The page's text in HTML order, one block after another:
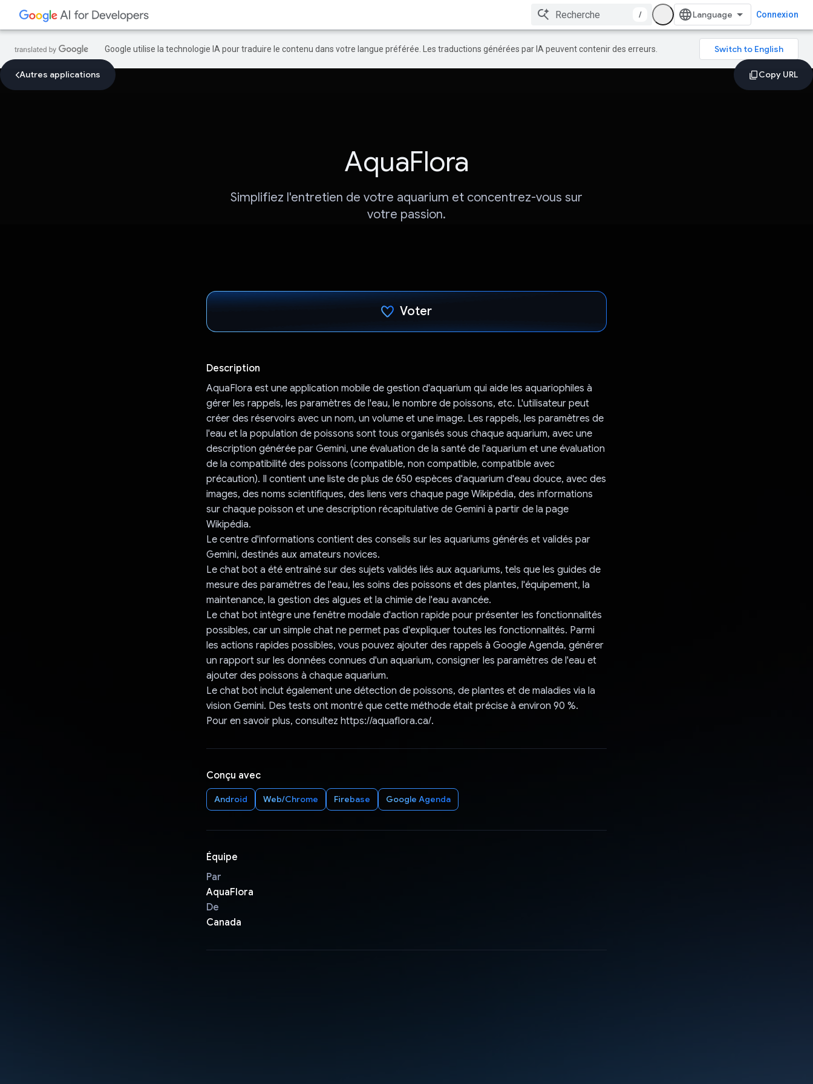
/ Connexion
Google utilise la technologie IA pour traduire le contenu dans votre langue préférée. Les traductions générées par IA peuvent contenir des erreurs.
Autres applications
AquaFlora
Simplifiez l'entretien de votre aquarium et concentrez-vous sur
votre passion.
Voter
Description
AquaFlora est une application mobile de gestion d'aquarium qui aide les aquariophiles à
gérer les rappels, les paramètres de l'eau, le nombre de poissons, etc. L'utilisateur peut
créer des réservoirs avec un nom, un volume et une image. Les rappels, les paramètres de
l'eau et la population de poissons sont tous organisés sous chaque aquarium, avec une
description générée par Gemini, une évaluation de la santé de l'aquarium et une évaluation
de la compatibilité des poissons (compatible, non compatible, compatible avec
précaution). Il contient une liste de plus de 650 espèces d'aquarium d'eau douce, avec des
images, des noms scientifiques, des liens vers chaque page Wikipédia, des informations
sur chaque poisson et une description récapitulative de Gemini à partir de la page
Wikipédia.
Le centre d'informations contient des conseils sur les aquariums générés et validés par
Gemini, destinés aux amateurs novices.
Le chat bot a été entraîné sur des sujets validés liés aux aquariums, tels que les guides de
mesure des paramètres de l'eau, les soins des poissons et des plantes, l'équipement, la
maintenance, la gestion des algues et la chimie de l'eau avancée.
Le chat bot intègre une fenêtre modale d'action rapide pour présenter les fonctionnalités
possibles, car un simple chat ne permet pas d'expliquer toutes les fonctionnalités. Parmi
les actions rapides possibles, vous pouvez ajouter des rappels à Google Agenda, générer
un rapport sur les données connues d'un aquarium, consigner les paramètres de l'eau et
ajouter des poissons à chaque aquarium.
Le chat bot inclut également une détection de poissons, de plantes et de maladies via la
vision Gemini. Des tests ont montré que cette méthode était précise à environ 90 %.
Pour en savoir plus, consultez https://aquaflora.ca/.
Conçu avec
Android Web/Chrome Firebase Google Agenda
Équipe
Par
AquaFlora
De
Canada